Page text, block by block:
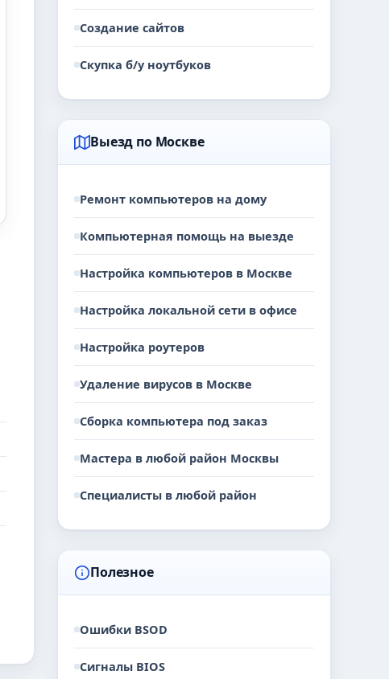
Создание сайтов
Скупка б/у ноутбуков
Выезд по Москве
Ремонт компьютеров на дому
Компьютерная помощь на выезде
Настройка компьютеров в Москве
Настройка локальной сети в офисе
Настройка роутеров
Удаление вирусов в Москве
Сборка компьютера под заказ
Мастера в любой район Москвы
Специалисты в любой район
Полезное
Ошибки BSOD
Сигналы BIOS